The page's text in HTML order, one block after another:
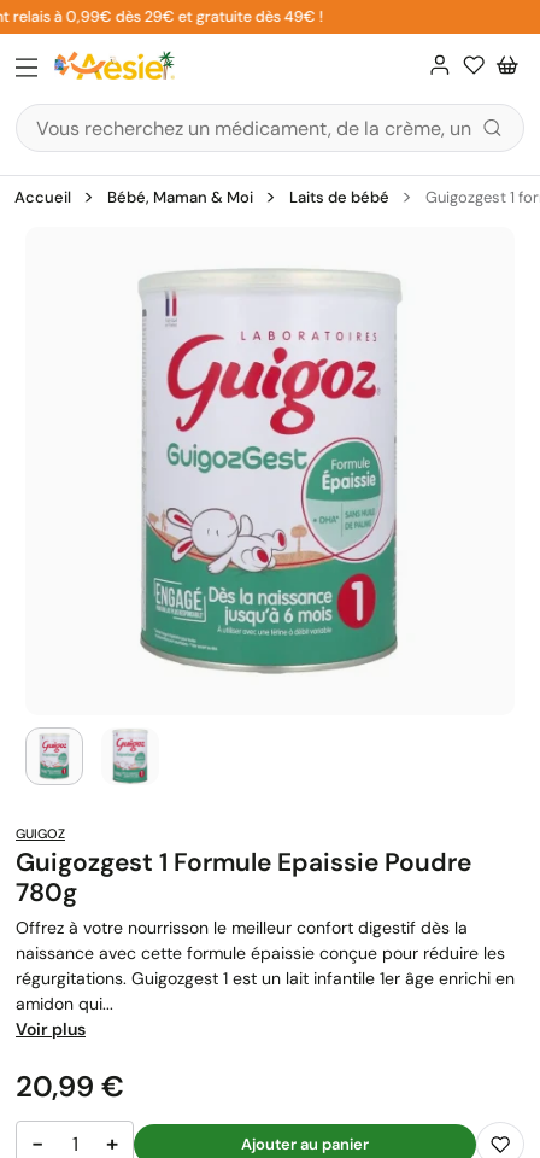
Aller
au
contenu
à 0,99€ dès 29€ et gratuite dès 49€ !
Accueil Bébé, Maman & Moi Laits de bébé Guigozgest 1
GUIGOZ
Guigozgest 1 Formule Epaissie Poudre
780g
Offrez à votre nourrisson le meilleur confort digestif dès la
naissance avec cette formule épaissie conçue pour réduire les
régurgitations. Guigozgest 1 est un lait infantile 1er âge enrichi en
amidon qui...
Voir plus
Prix
20,99 €
− + Ajouter au panier